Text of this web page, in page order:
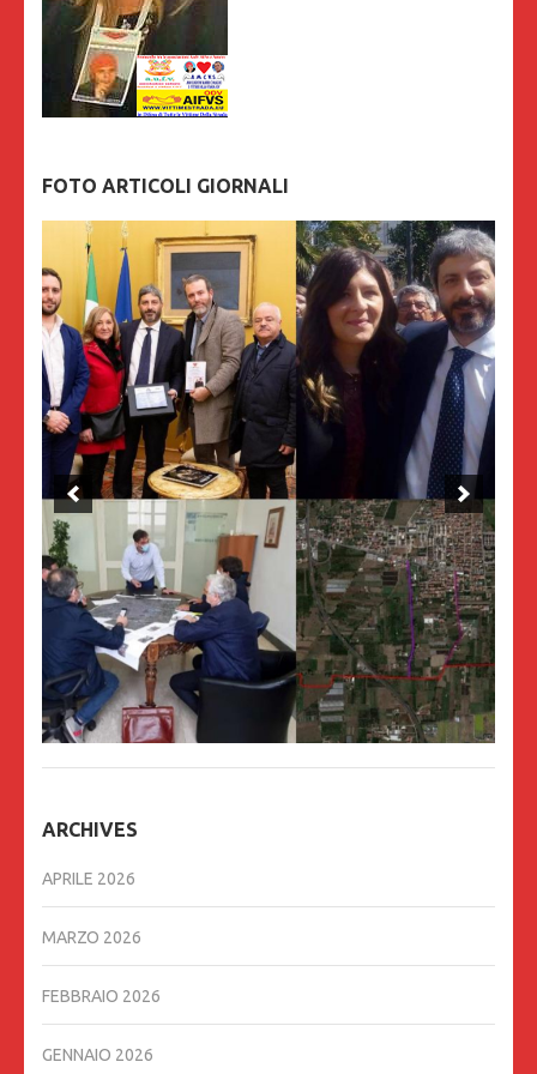
FOTO ARTICOLI GIORNALI
ARCHIVES
APRILE 2026
MARZO 2026
FEBBRAIO 2026
GENNAIO 2026